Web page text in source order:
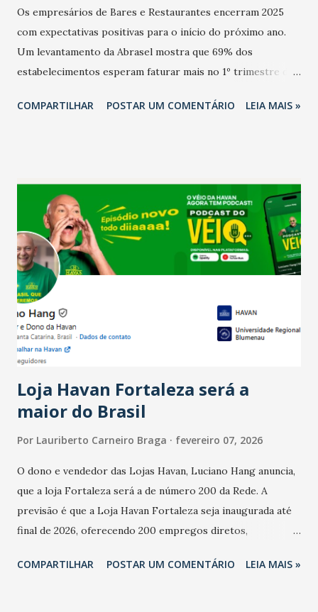
Os empresários de Bares e Restaurantes encerram 2025
com expectativas positivas para o início do próximo ano.
Um levantamento da Abrasel mostra que 69% dos
estabelecimentos esperam faturar mais no 1º trimestre de
relação ao último trimestre deste ano, 56% também
confraternizações de fim de ano e pelo pagamento do 13º
Salário para um número maior de trabalhadores, já que o
país tem a menor taxa de desemprego dos anos recentes.
Ainda segundo a Pesquisa, em novembro de 2025, 40% dos
bares e restaurantes operaram com lucro e outros 40%
registraram equilíbrio financeiro. Já o percentual de
estabelecimentos no prejuízo ficou em 19%, pouco abaixo
do observado no mês anterior. Outros 1% não existiam em
novembro. Em relação a outubro, o faturamento também
COMPARTILHAR POSTAR UM COMENTÁRIO LEIA MAIS »
Loja Havan Fortaleza será a
maior do Brasil
Por Lauriberto Carneiro Braga fevereiro 07, 2026
O dono e vendedor das Lojas Havan, Luciano Hang anuncia,
que a loja Fortaleza será a de número 200 da Rede. A
previsão é que a Loja Havan Fortaleza seja inaugurada até
final de 2026, oferecendo 200 empregos diretos,
Havan Fortaleza ainda não foi anunciada oficialmente, mas
COMPARTILHAR POSTAR UM COMENTÁRIO LEIA MAIS »